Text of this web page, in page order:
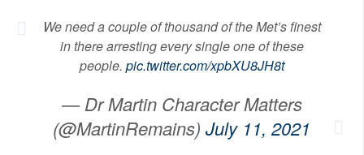
We need a couple of thousand of the Met’s finest
in there arresting every single one of these
people. pic.twitter.com/xpbXU8JH8t
— Dr Martin Character Matters
(@MartinRemains) July 11, 2021